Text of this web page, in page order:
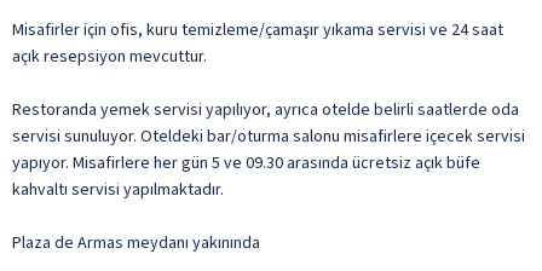
Misafirler için ofis, kuru temizleme/çamaşır yıkama servisi ve 24 saat
açık resepsiyon mevcuttur.
Restoranda yemek servisi yapılıyor, ayrıca otelde belirli saatlerde oda
servisi sunuluyor. Oteldeki bar/oturma salonu misafirlere içecek servisi
yapıyor. Misafirlere her gün 5 ve 09.30 arasında ücretsiz açık büfe
kahvaltı servisi yapılmaktadır.
Plaza de Armas meydanı yakınında